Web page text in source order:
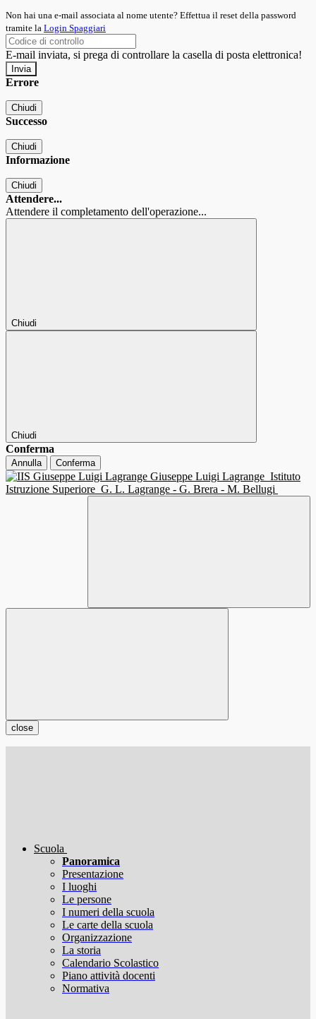
Non hai una e-mail associata al nome utente? Effettua il reset della password
tramite la Login Spaggiari
E-mail inviata, si prega di controllare la casella di posta elettronica!
Errore
Chiudi
Successo
Chiudi
Informazione
Chiudi
Attendere...
Attendere il completamento dell'operazione...
Chiudi
Chiudi
Conferma
Annulla Conferma
Giuseppe Luigi Lagrange Istituto
Istruzione Superiore G. L. Lagrange - G. Brera - M. Bellugi
close
Scuola
Panoramica
Presentazione
I luoghi
Le persone
I numeri della scuola
Le carte della scuola
Organizzazione
La storia
Calendario Scolastico
Piano attività docenti
Normativa